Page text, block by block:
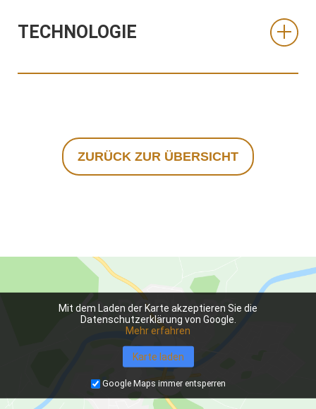
TECHNOLOGIE
ZURÜCK ZUR ÜBERSICHT
Mit dem Laden der Karte akzeptieren Sie die
Datenschutzerklärung von Google.
Mehr erfahren
Karte laden
Google Maps immer entsperren